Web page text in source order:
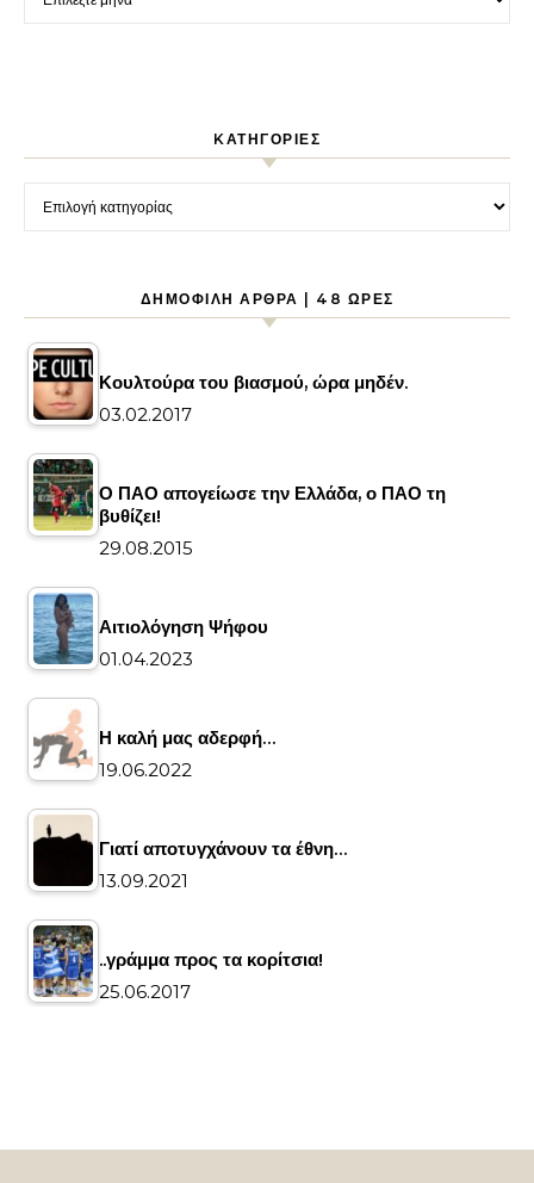
KΑΤΗΓΟΡΊΕΣ
Kατηγορίες
ΔΗΜΟΦΙΛΉ ΆΡΘΡΑ | 48 ΏΡΕΣ
Κουλτούρα του βιασμού, ώρα μηδέν.
03.02.2017
Ο ΠΑΟ απογείωσε την Ελλάδα, ο ΠΑΟ τη
βυθίζει!
29.08.2015
Αιτιολόγηση Ψήφου
01.04.2023
Η καλή μας αδερφή…
19.06.2022
Γιατί αποτυγχάνουν τα έθνη…
13.09.2021
..γράμμα προς τα κορίτσια!
25.06.2017